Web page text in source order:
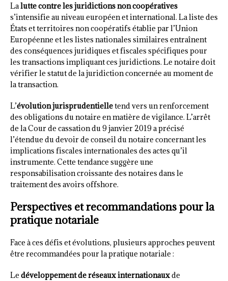
Lalutte contre les juridictions non coopératives
s’intensifie au niveau européen et international. La liste des
États et territoires non coopératifs établie par l’Union
Européenne et les listes nationales similaires entraînent
des conséquences juridiques et fiscales spécifiques pour
les transactions impliquant ces juridictions. Le notaire doit
vérifier le statut de la juridiction concernée au moment de
la transaction.
L’évolution jurisprudentielletend vers un renforcement
des obligations du notaire en matière de vigilance. L’arrêt
de la Cour de cassation du 9 janvier 2019 a précisé
l’étendue du devoir de conseil du notaire concernant les
implications fiscales internationales des actes qu’il
instrumente. Cette tendance suggère une
responsabilisation croissante des notaires dans le
traitement des avoirs offshore.
Perspectives et recommandations pour la
pratique notariale
Face à ces défis et évolutions, plusieurs approches peuvent
être recommandées pour la pratique notariale :
Le développement de réseaux internationauxde